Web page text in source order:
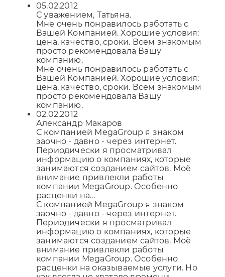
05.02.2012
С уважением, Татьяна.
Мне очень понравилось работать с
Вашей Компанией. Хорошие условия:
цена, качество, сроки. Всем знакомым
просто рекомендовала Вашу
компанию.
Мне очень понравилось работать с
Вашей Компанией. Хорошие условия:
цена, качество, сроки. Всем знакомым
просто рекомендовала Вашу
компанию.
02.02.2012
Александр Макаров
С компанией MegaGroup я знаком
заочно - давно - через интернет.
Периодически я просматривал
информацию о компаниях, которые
занимаются созданием сайтов. Моё
внимание привлекли работы
компании MegaGroup. Особенно
расценки на...
С компанией MegaGroup я знаком
заочно - давно - через интернет.
Периодически я просматривал
информацию о компаниях, которые
занимаются созданием сайтов. Моё
внимание привлекли работы
компании MegaGroup. Особенно
расценки на оказываемые услуги. Но